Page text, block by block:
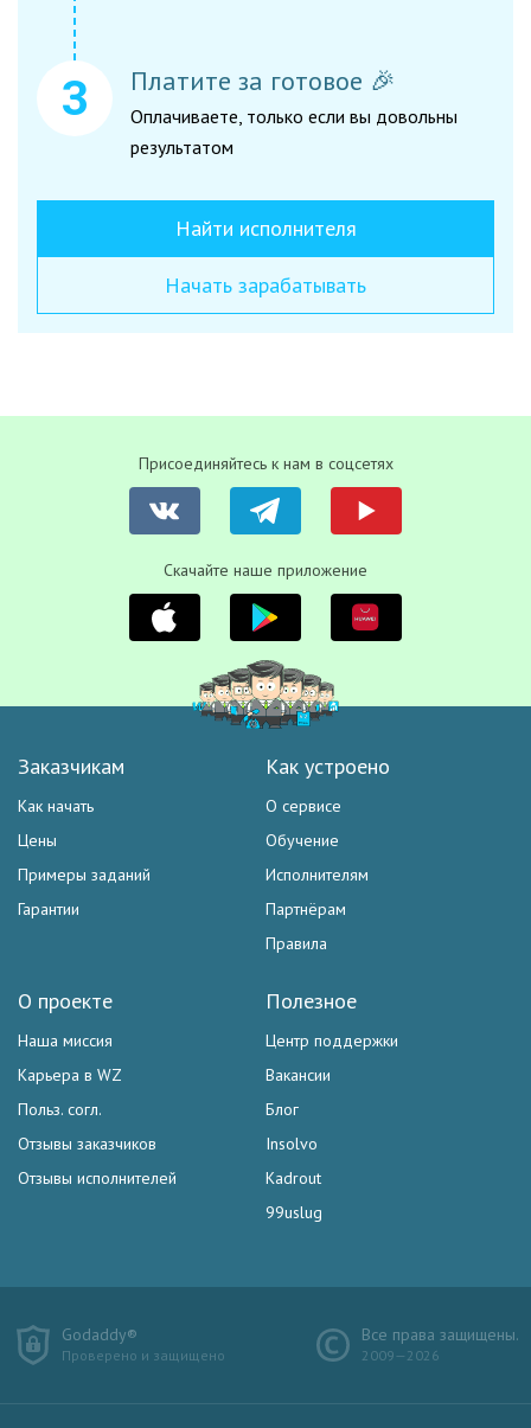
Платите за готовое 🎉
Оплачиваете, только если вы довольны
результатом
Найти исполнителя
Начать зарабатывать
Присоединяйтесь к нам в соцсетях
Скачайте наше приложение
Заказчикам
Как начать
Цены
Примеры заданий
Гарантии
Как устроено
О сервисе
Обучение
Исполнителям
Партнёрам
Правила
Полезное
Центр поддержки
Вакансии
Блог
Insolvo
Kadrout
99uslug
О проекте
Наша миссия
Карьера в WZ
Польз. согл.
Отзывы заказчиков
Отзывы исполнителей
Godaddy®
Проверено и защищено
Все права защищены.
2009—2026